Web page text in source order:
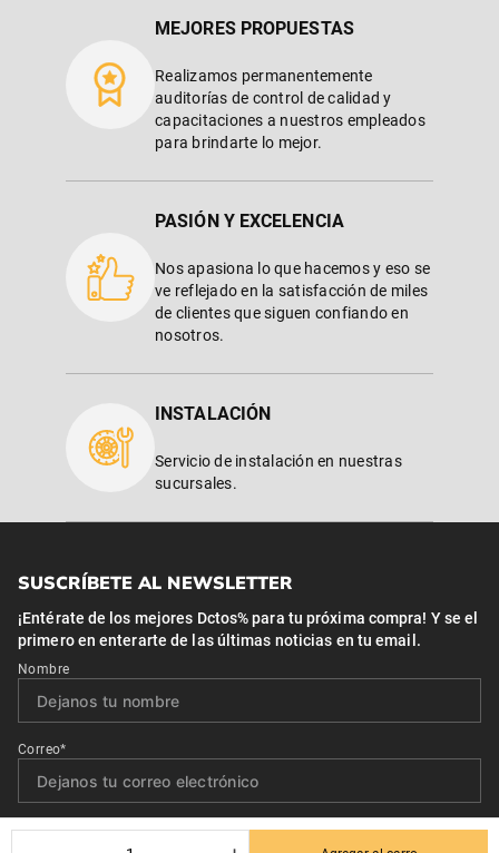
MEJORES PROPUESTAS
Realizamos permanentemente
auditorías de control de calidad y
capacitaciones a nuestros empleados
para brindarte lo mejor.
PASIÓN Y EXCELENCIA
Nos apasiona lo que hacemos y eso se
ve reflejado en la satisfacción de miles
de clientes que siguen confiando en
nosotros.
INSTALACIÓN
Servicio de instalación en nuestras
sucursales.
SUSCRÍBETE AL NEWSLETTER
¡Entérate de los mejores Dctos% para tu próxima compra! Y se el
primero en enterarte de las últimas noticias en tu email.
Nombre
Correo*
Quiero recibir el newsletter con promociones.